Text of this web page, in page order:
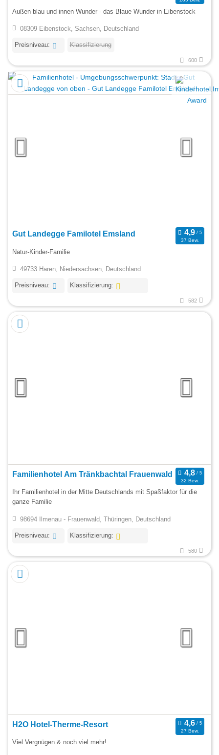
Außen blau und innen Wunder - das Blaue Wunder in Eibenstock
08309 Eibenstock, Sachsen, Deutschland
Preisniveau: Klassifizierung
600
Gut Landegge Familotel Emsland
37 Bew.
Natur-Kinder-Familie
49733 Haren, Niedersachsen, Deutschland
Preisniveau: Klassifizierung:
582
Familienhotel Am Tränkbachtal Frauenwald
32 Bew.
Ihr Familienhotel in der Mitte Deutschlands mit Spaßfaktor für die
ganze Familie
98694 Ilmenau - Frauenwald, Thüringen, Deutschland
Preisniveau: Klassifizierung:
580
H2O Hotel-Therme-Resort
27 Bew.
Viel Vergnügen & noch viel mehr!